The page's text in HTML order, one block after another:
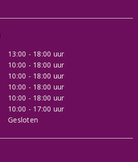
13:00 - 18:00 uur
10:00 - 18:00 uur
10:00 - 18:00 uur
10:00 - 18:00 uur
10:00 - 18:00 uur
10:00 - 17:00 uur
Gesloten